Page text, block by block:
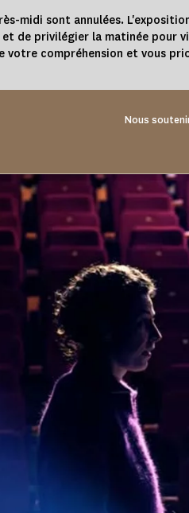
midi sont annulées.
de privilégier la matinée pour
compréhension et vous
Nous